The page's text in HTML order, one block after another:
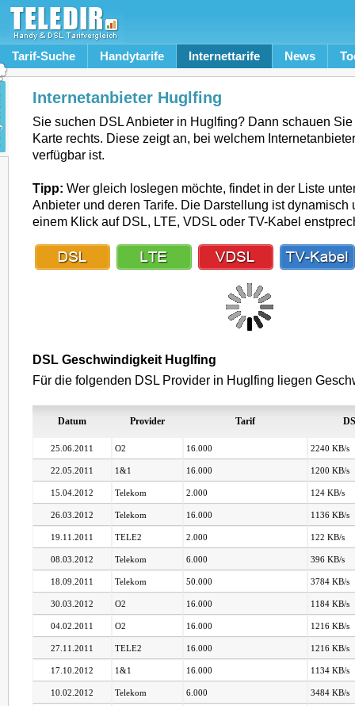
Tarif-Suche Handytarife Internettarife News
Internetanbieter Huglfing
Sie suchen DSL Anbieter in Huglfing? Dann schauen
Karte rechts. Diese zeigt an, bei welchem
verfügbar ist.
Tipp: Wer gleich loslegen möchte, findet in der Liste
Anbieter und deren Tarife. Die Darstellung ist dynamisch
einem Klick auf DSL, LTE, VDSL oder TV-Kabel
DSL Geschwindigkeit Huglfing
Für die folgenden DSL Provider in Huglfing liegen
Datum Provider Tarif
25.06.2011 O2 16.000 2240 KB/s
22.05.2011 1&1 16.000 1200 KB/s
15.04.2012 Telekom 2.000 124 KB/s
26.03.2012 Telekom 16.000 1136 KB/s
19.11.2011 TELE2 2.000 122 KB/s
08.03.2012 Telekom 6.000 396 KB/s
18.09.2011 Telekom 50.000 3784 KB/s
30.03.2012 O2 16.000 1184 KB/s
04.02.2011 O2 16.000 1216 KB/s
27.11.2011 TELE2 16.000 1216 KB/s
17.10.2012 1&1 16.000 1134 KB/s
10.02.2012 Telekom 6.000 3484 KB/s